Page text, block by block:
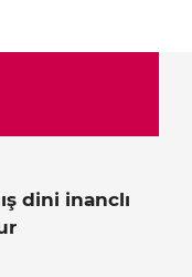
dini inanclı